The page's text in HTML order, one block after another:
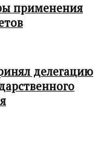
применения
делегацию